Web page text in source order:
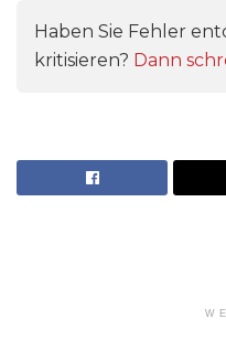
Haben Sie Fehler
kritisieren? Dann